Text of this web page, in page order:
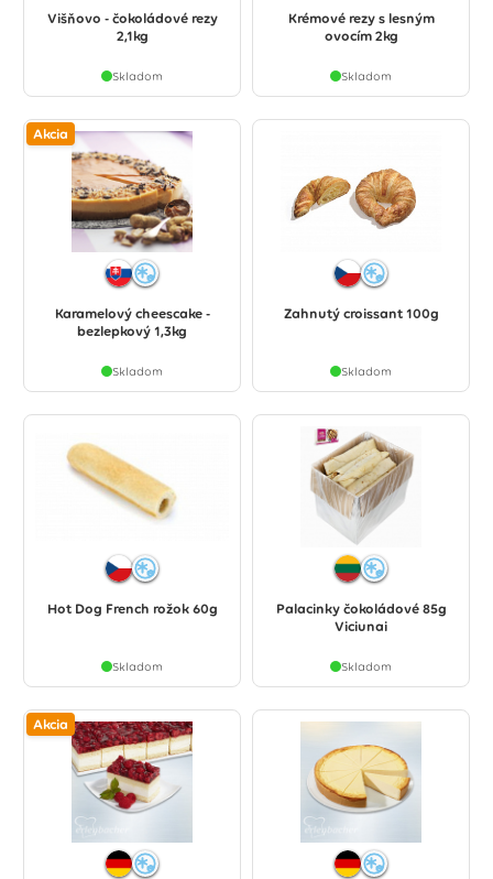
Višňovo - čokoládové rezy
2,1kg
Skladom
Krémové rezy s lesným
ovocím 2kg
Skladom
Akcia
Karamelový cheescake -
bezlepkový 1,3kg
Skladom
Zahnutý croissant 100g
Skladom
Hot Dog French rožok 60g
Skladom
Palacinky čokoládové 85g
Viciunai
Skladom
Akcia